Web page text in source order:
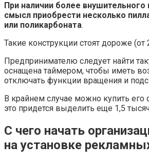
При наличии более внушительного
смысл приобрести несколько
или поликарбоната.
Такие конструкции стоят дороже (от
Предпринимателю следует найти
оснащена таймером, чтобы иметь
отключать функции вращения и
В крайнем случае можно купить его
это придется выделить еще 1,5
С чего начать
на установке